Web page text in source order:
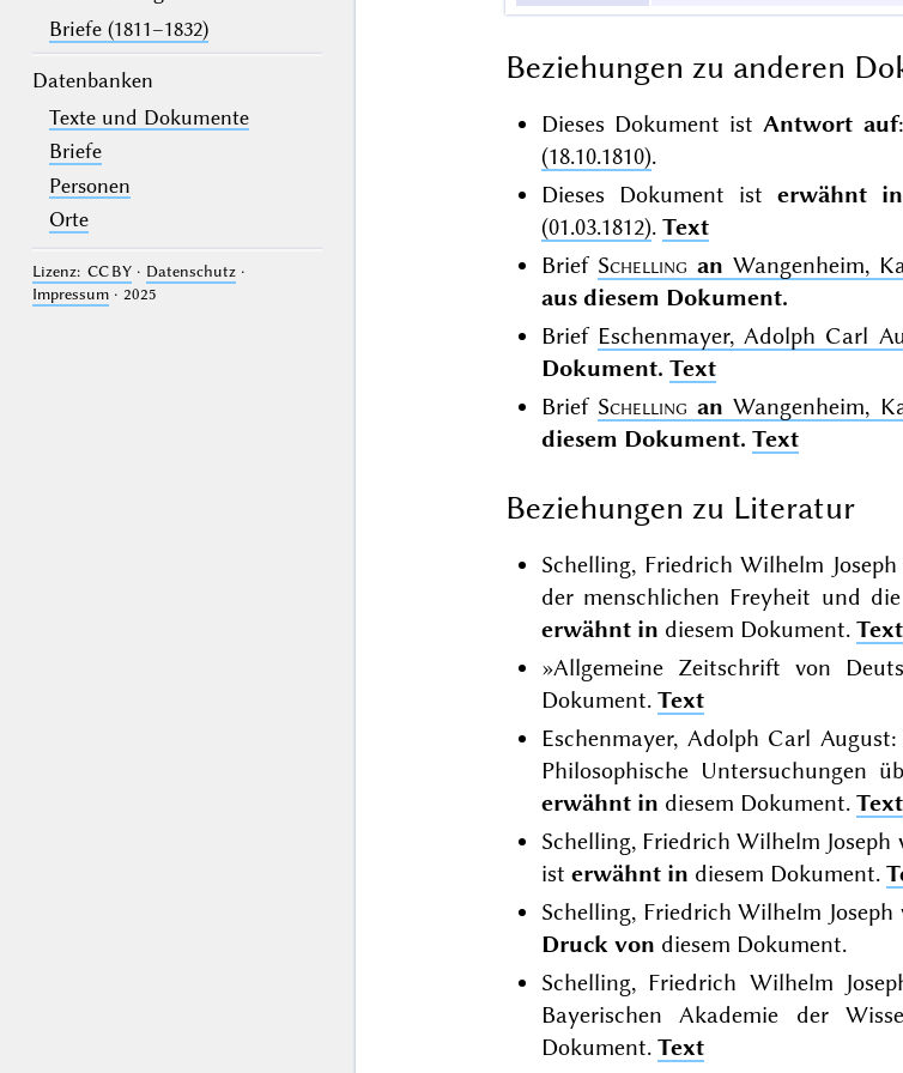
Briefe (1811–1832)
Datenbanken
Texte und Dokumente
Briefe
Personen
Orte
Lizenz: CC BY· Datenschutz·
Impressum· 2025
Beziehungen zu anderen
Dieses Dokument istAntwort auf
(18.10.1810).
Dieses Dokument ist erwähnt in
(01.03.1812). Text
Brief Schelling an Wangenheim,
aus diesem Dokument.
Brief Eschenmayer, Adolph Carl
Dokument. Text
Brief Schelling an Wangenheim,
diesem Dokument. Text
Beziehungen zu Literatur
Schelling, Friedrich Wilhelm
der menschlichen Freyheit und
erwähnt in diesem Dokument. Text
»Allgemeine Zeitschrift von
Dokument. Text
Eschenmayer, Adolph Carl
Philosophische Untersuchungen
erwähnt in diesem Dokument. Text
Schelling, Friedrich Wilhelm
ist erwähnt in diesem Dokument.
Schelling, Friedrich Wilhelm Joseph
Druck von diesem Dokument.
Schelling, Friedrich Wilhelm
Bayerischen Akademie der
Dokument. Text